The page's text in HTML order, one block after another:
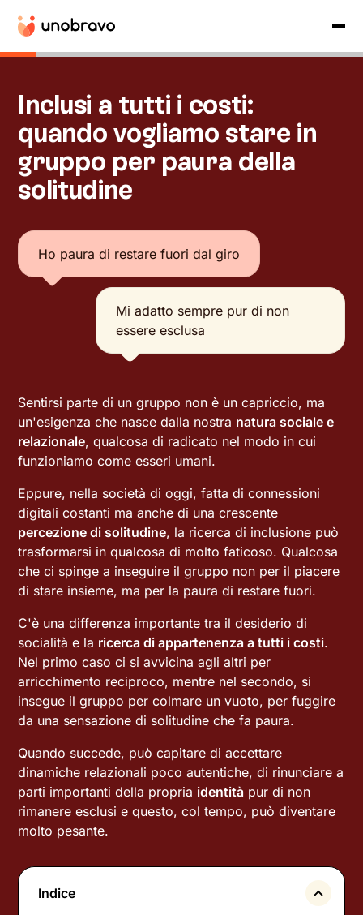
Inclusi a tutti i costi:
quando vogliamo stare in
gruppo per paura della
solitudine
Ho paura di restare fuori dal giro
Mi adatto sempre pur di non
essere esclusa
Sentirsi parte di un gruppo non è un capriccio, ma
un'esigenza che nasce dalla nostra natura sociale e
relazionale, qualcosa di radicato nel modo in cui
funzioniamo come esseri umani.
Eppure, nella società di oggi, fatta di connessioni
digitali costanti ma anche di una crescente
percezione di solitudine, la ricerca di inclusione può
trasformarsi in qualcosa di molto faticoso. Qualcosa
che ci spinge a inseguire il gruppo non per il piacere
di stare insieme, ma per la paura di restare fuori.
C'è una differenza importante tra il desiderio di
socialità e la ricerca di appartenenza a tutti i costi.
Nel primo caso ci si avvicina agli altri per
arricchimento reciproco, mentre nel secondo, si
insegue il gruppo per colmare un vuoto, per fuggire
da una sensazione di solitudine che fa paura.
Quando succede, può capitare di accettare
dinamiche relazionali poco autentiche, di rinunciare a
parti importanti della propria identità pur di non
rimanere esclusi e questo, col tempo, può diventare
molto pesante.
Indice